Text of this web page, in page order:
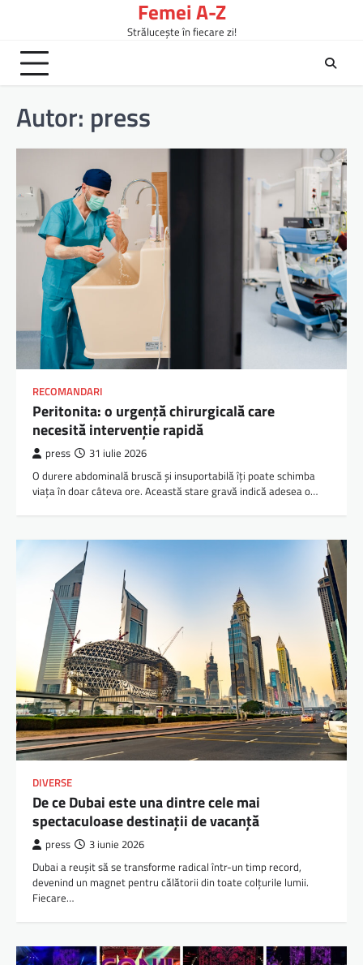
content
Femei A-Z
Strălucește în fiecare zi!
Autor: press
RECOMANDARI
Peritonita: o urgență chirurgicală care
necesită intervenție rapidă
press 31 iulie 2026
O durere abdominală bruscă și insuportabilă îți poate schimba
viața în doar câteva ore. Această stare gravă indică adesea o…
DIVERSE
De ce Dubai este una dintre cele mai
spectaculoase destinații de vacanță
press 3 iunie 2026
Dubai a reușit să se transforme radical într-un timp record,
devenind un magnet pentru călătorii din toate colțurile lumii.
Fiecare…